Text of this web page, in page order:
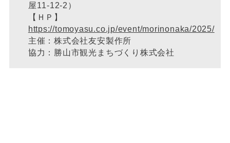
屋11-12-2）
【ＨＰ】
https://tomoyasu.co.jp/event/morinonaka/2025/
主催：株式会社友安製作所
協力：勝山市観光まちづくり株式会社